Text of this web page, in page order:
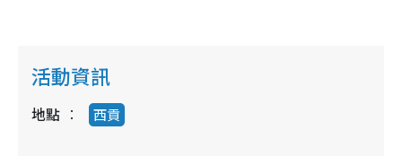
活動資訊
地點 西貢